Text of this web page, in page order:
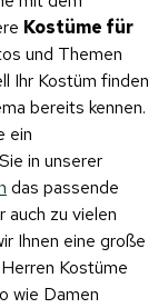
Kostüme für
und Themen
Ihr Kostüm finden
bereits kennen.
ein
in unserer
das passende
auch zu vielen
Ihnen eine große
Kostüme
wie Damen